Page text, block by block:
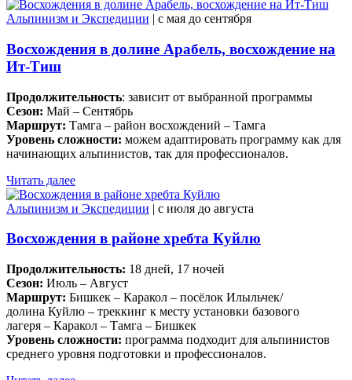
Альпинизм и Экспедиции | c мая до сентября
Восхождения в долине Арабель, восхождение на
Ит-Тиш
Продолжительность: зависит от выбранной программы
Сезон: Май – Сентябрь
Маршрут: Тамга – район восхождений – Тамга
Уровень сложности: можем адаптировать программу как для
начинающих альпинистов, так для профессионалов.
Читать далее
Альпинизм и Экспедиции | c июля до августа
Восхождения в районе хребта Куйлю
Продолжительность: 18 дней, 17 ночей
Сезон: Июль – Август
Маршрут: Бишкек – Каракол – посёлок Илыльчек/
долина Куйлю – треккинг к месту установки базового
лагеря – Каракол – Тамга – Бишкек
Уровень сложности: программа подходит для альпинистов
среднего уровня подготовки и профессионалов.